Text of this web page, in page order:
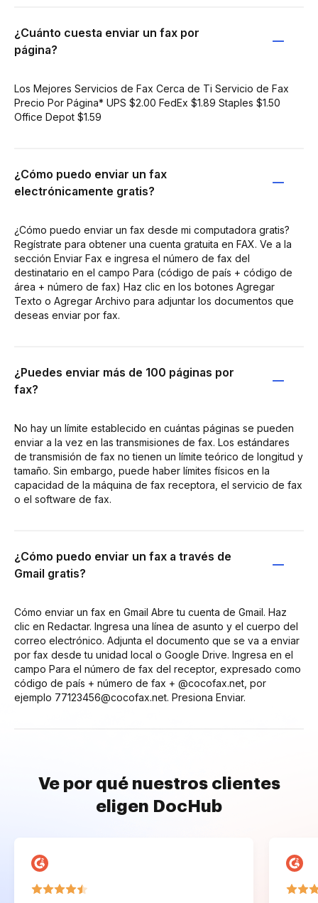
¿Cuánto cuesta enviar un fax por
página?
Los Mejores Servicios de Fax Cerca de Ti Servicio de Fax
Precio Por Página* UPS $2.00 FedEx $1.89 Staples $1.50
Office Depot $1.59
¿Cómo puedo enviar un fax
electrónicamente gratis?
¿Cómo puedo enviar un fax desde mi computadora gratis?
Regístrate para obtener una cuenta gratuita en FAX. Ve a la
sección Enviar Fax e ingresa el número de fax del
destinatario en el campo Para (código de país + código de
área + número de fax) Haz clic en los botones Agregar
Texto o Agregar Archivo para adjuntar los documentos que
deseas enviar por fax.
¿Puedes enviar más de 100 páginas por
fax?
No hay un límite establecido en cuántas páginas se pueden
enviar a la vez en las transmisiones de fax. Los estándares
de transmisión de fax no tienen un límite teórico de longitud y
tamaño. Sin embargo, puede haber límites físicos en la
capacidad de la máquina de fax receptora, el servicio de fax
o el software de fax.
¿Cómo puedo enviar un fax a través de
Gmail gratis?
Cómo enviar un fax en Gmail Abre tu cuenta de Gmail. Haz
clic en Redactar. Ingresa una línea de asunto y el cuerpo del
correo electrónico. Adjunta el documento que se va a enviar
por fax desde tu unidad local o Google Drive. Ingresa en el
campo Para el número de fax del receptor, expresado como
código de país + número de fax + @cocofax.net, por
ejemplo 77123456@cocofax.net. Presiona Enviar.
Ve por qué nuestros clientes
eligen DocHub